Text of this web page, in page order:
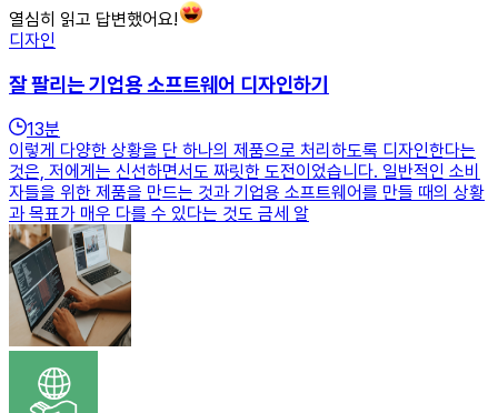
열심히 읽고 답변했어요!
디자인
잘 팔리는 기업용 소프트웨어 디자인하기
13분
이렇게 다양한 상황을 단 하나의 제품으로 처리하도록 디자인한다는
것은, 저에게는 신선하면서도 짜릿한 도전이었습니다. 일반적인 소비
자들을 위한 제품을 만드는 것과 기업용 소프트웨어를 만들 때의 상황
과 목표가 매우 다를 수 있다는 것도 금세 알